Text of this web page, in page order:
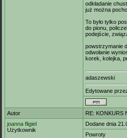
odkładanie
już można
To było tylko
do pionu,
podejście,
powstrzymanie
odwołanie
korek, kolejka,
adaszewski
Edytowane
Autor
RE: KONKURS
joanna fligiel
Użytkownik
Dodane dnia
Powroty